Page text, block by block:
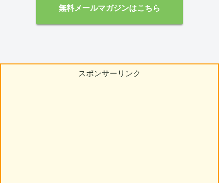
無料メールマガジンはこちら
スポンサーリンク